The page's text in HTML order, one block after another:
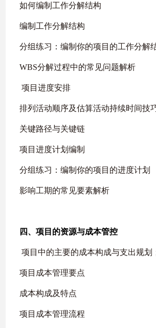
如何编制工作分解结构
编制工作分解结构
分组练习：编制你的项目的工作分解
WBS分解过程中的常见问题解析
项目进度安排
排列活动顺序及估算活动持续时间技
关键路径与关键链
项目进度计划编制
分组练习：编制你的项目的进度计划
影响工期的常见要素解析
四、项目的资源与成本管控
项目中的主要的成本构成与支出规划
项目成本管理要点
成本构成及特点
项目成本管理流程